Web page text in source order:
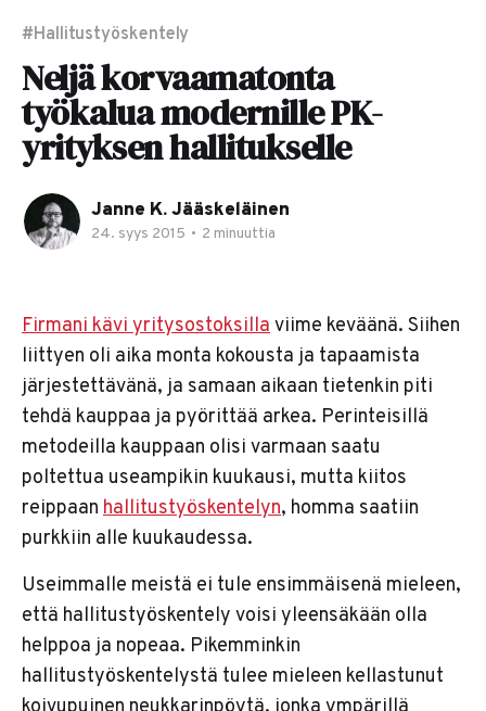
#Hallitustyöskentely
Neljä korvaamatonta
työkalua modernille PK-
yrityksen hallitukselle
Janne K. Jääskeläinen
24. syys 2015 • 2 minuuttia
Firmani kävi yritysostoksillaviime keväänä. Siihen
liittyen oli aika monta kokousta ja tapaamista
järjestettävänä, ja samaan aikaan tietenkin piti
tehdä kauppaa ja pyörittää arkea. Perinteisillä
metodeilla kauppaan olisi varmaan saatu
poltettua useampikin kuukausi, mutta kiitos
reippaan hallitustyöskentelyn, homma saatiin
purkkiin alle kuukaudessa.
Useimmalle meistä ei tule ensimmäisenä mieleen,
että hallitustyöskentely voisi yleensäkään olla
helppoa ja nopeaa. Pikemminkin
hallitustyöskentelystä tulee mieleen kellastunut